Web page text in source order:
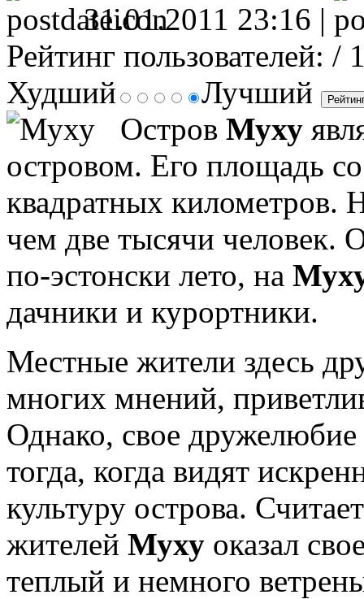
31.01.2011 23:16 |
Рейтинг пользователей: /
Худший
Лучший
Остров Муху
островом. Его площадь
квадратных километров.
чем две тысячи человек.
по-эстонски лето, на
дачники и курортники.
Местные жители здесь
многих мнений,
Однако, свое
тогда, когда видят
культуру острова.
жителей Муху оказал
теплый и немного